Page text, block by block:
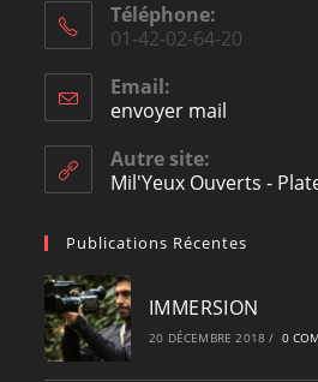
Téléphone:
01-42-02-64-20
Email:
envoyer mail
application
Autre site:
Mil'Yeux Ouverts -
Publications Récentes
IMMERSION
20 DÉCEMBRE 2018 / 0